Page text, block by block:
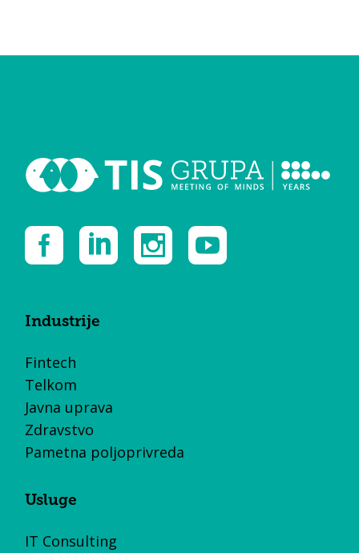
Industrije
Fintech
Telkom
Javna uprava
Zdravstvo
Pametna poljoprivreda
Usluge
IT Consulting